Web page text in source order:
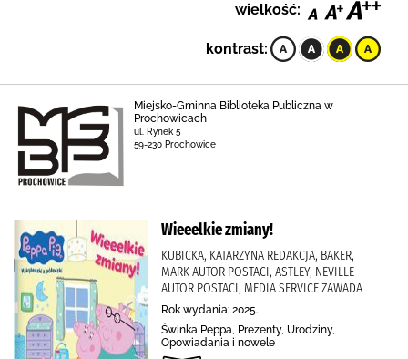
wielkość:
kontrast:
Miejsko-Gminna Biblioteka Publiczna w
Prochowicach
ul. Rynek 5
59-230 Prochowice
Wieeelkie zmiany!
KUBICKA, KATARZYNA REDAKCJA, BAKER,
MARK AUTOR POSTACI, ASTLEY, NEVILLE
AUTOR POSTACI, MEDIA SERVICE ZAWADA
Rok wydania: 2025.
Świnka Peppa, Prezenty, Urodziny,
Opowiadania i nowele